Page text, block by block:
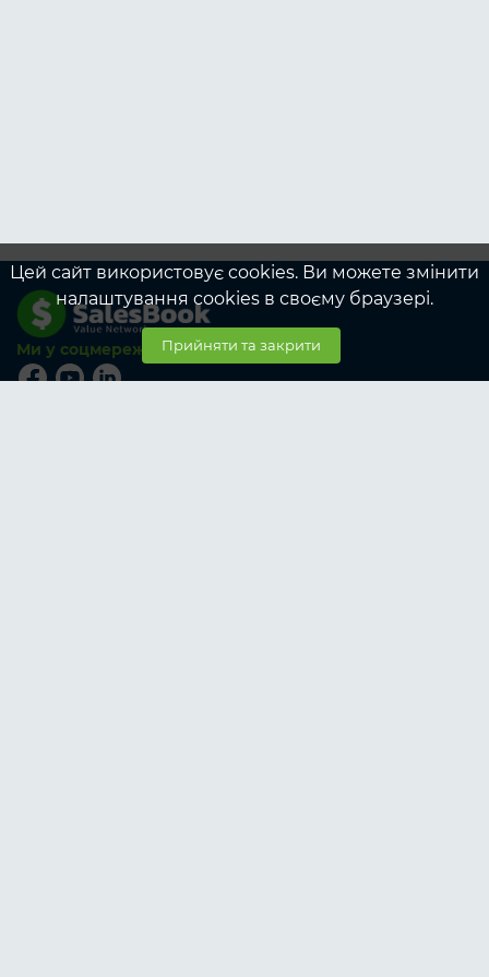
Ми у соцмережах
Цей сайт використовує cookies. Ви можете змінити
налаштування cookies в своєму браузері.
Прийняти та закрити